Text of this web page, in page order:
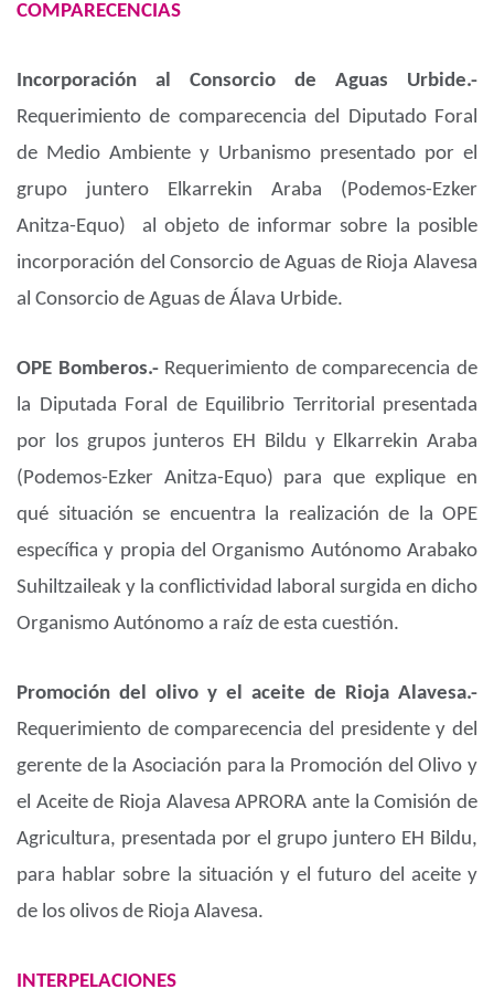
COMPARECENCIAS
Incorporación al Consorcio de Aguas Urbide.-
Requerimiento de comparecencia del Diputado Foral
de Medio Ambiente y Urbanismo presentado por el
grupo juntero Elkarrekin Araba (Podemos-Ezker
Anitza-Equo) al objeto de informar sobre la posible
incorporación del Consorcio de Aguas de Rioja Alavesa
al Consorcio de Aguas de Álava Urbide.
OPE Bomberos.- Requerimiento de comparecencia de
la Diputada Foral de Equilibrio Territorial presentada
por los grupos junteros EH Bildu y Elkarrekin Araba
(Podemos-Ezker Anitza-Equo) para que explique en
qué situación se encuentra la realización de la OPE
específica y propia del Organismo Autónomo Arabako
Suhiltzaileak y la conflictividad laboral surgida en dicho
Organismo Autónomo a raíz de esta cuestión.
Promoción del olivo y el aceite de Rioja Alavesa.-
Requerimiento de comparecencia del presidente y del
gerente de la Asociación para la Promoción del Olivo y
el Aceite de Rioja Alavesa APRORA ante la Comisión de
Agricultura, presentada por el grupo juntero EH Bildu,
para hablar sobre la situación y el futuro del aceite y
de los olivos de Rioja Alavesa.
INTERPELACIONES